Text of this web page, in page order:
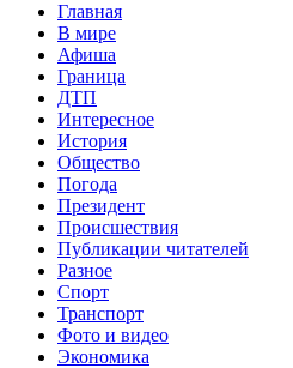
Главная
В мире
Афиша
Граница
ДТП
Интересное
История
Общество
Погода
Президент
Происшествия
Публикации читателей
Разное
Спорт
Транспорт
Фото и видео
Экономика